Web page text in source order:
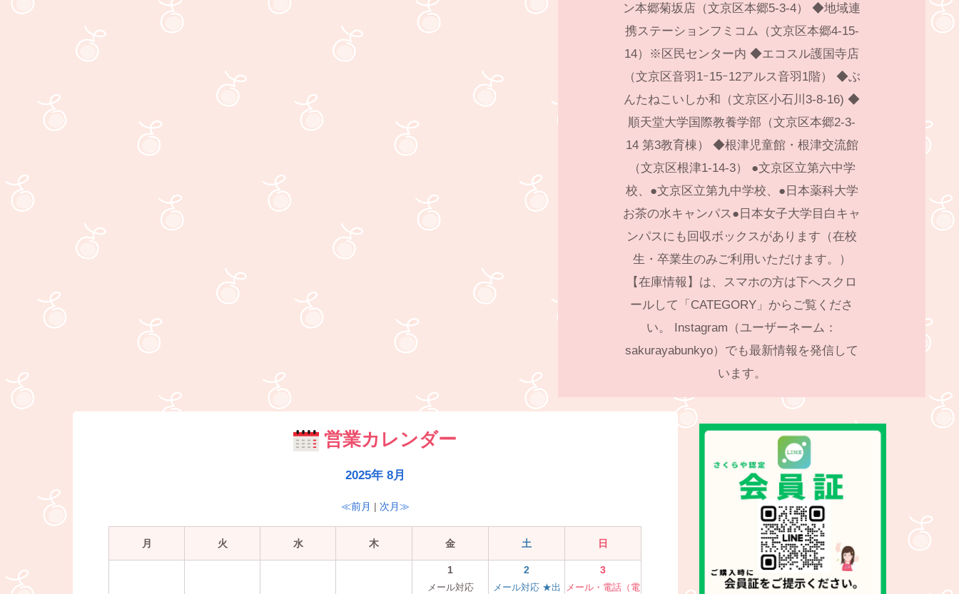
ン本郷菊坂店（文京区本郷5-3-4） ◆地域連
携ステーションフミコム（文京区本郷4-15-
14）※区民センター内 ◆エコスル護国寺店
（文京区音羽1ｰ15ｰ12アルス音羽1階） ◆ぶ
んたねこいしか和（文京区小石川3-8-16) ◆
順天堂大学国際教養学部（文京区本郷2-3-
14 第3教育棟） ◆根津児童館・根津交流館
（文京区根津1-14-3） ●文京区立第六中学
校、●文京区立第九中学校、●日本薬科大学
お茶の水キャンパス●日本女子大学目白キャ
ンパスにも回収ボックスがあります（在校
生・卒業生のみご利用いただけます。）
【在庫情報】は、スマホの方は下へスクロ
ールして「CATEGORY」からご覧くださ
い。 Instagram（ユーザーネーム：
sakurayabunkyo）でも最新情報を発信して
います。
営業カレンダー
2025年 8月
≪前月 | 次月≫
月 火 水 木 金 土 日
1
メール対応
2
メール対応 ★出
3
メール・電話（電